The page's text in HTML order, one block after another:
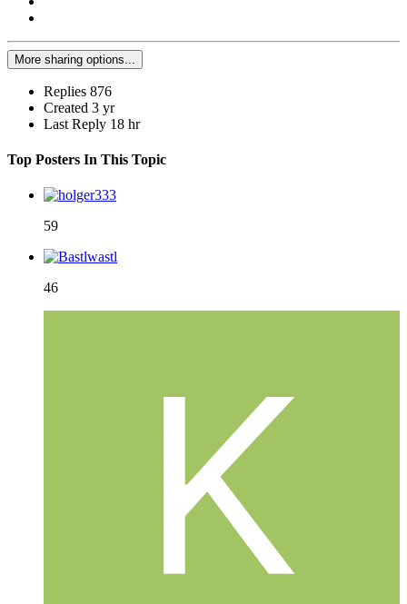
More sharing options...
Replies 876
Created 3 yr
Last Reply 18 hr
Top Posters In This Topic
59
46